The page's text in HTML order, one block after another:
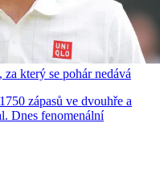
který se pohár nedává
zápasů ve dvouhře a
Dnes fenomenální